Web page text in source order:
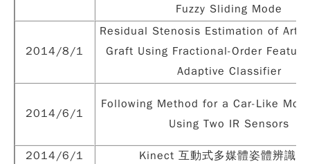
Fuzzy Sliding Mode
2014/8/1
Residual Stenosis Estimation of
Graft Using Fractional-Order
Adaptive Classifier
2014/6/1
Following Method for a Car-Like
Using Two IR Sensors
2014/6/1 Kinect 互動式多媒體姿體辨識系